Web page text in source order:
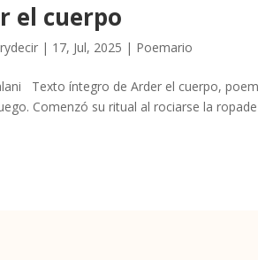
el cuerpo
| 17, Jul, 2025 | Poemario
Texto íntegro de Arder el cuerpo,
Comenzó su ritual al rociarse la